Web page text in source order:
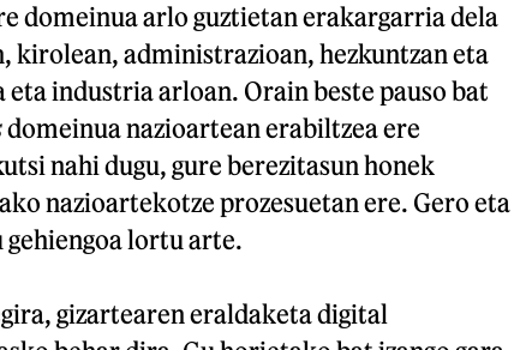
domeinua arlo guztietan erakargarria dela
kirolean, administrazioan, hezkuntzan eta
industria arloan. Orain beste pauso bat
domeinua nazioartean erabiltzea ere
nahi dugu, gure berezitasun honek
nazioartekotze prozesuetan ere. Gero eta
gehiengoa lortu arte.
gizartearen eraldaketa digital